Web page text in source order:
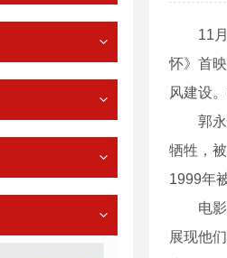
11月4
怀》首
风建设
郭永怀
牺牲，
1999年
电影短
展现他